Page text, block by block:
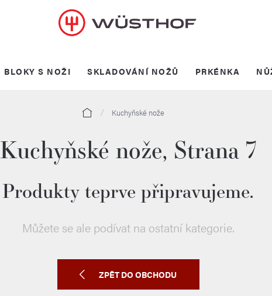
BLOKY S NOŽI SKLADOVÁNÍ NOŽŮ PRKÉNKA
Domů Kuchyňské nože
Kuchyňské nože, Strana 7
Produkty teprve připravujeme.
Můžete se ale podívat na ostatní kategorie.
ZPĚT DO OBCHODU